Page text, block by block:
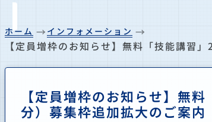
ホーム インフォメーション
【定員増枠のお知らせ】無料「技能講習
【定員増枠のお知らせ】無
分）募集枠追加拡大のご案内